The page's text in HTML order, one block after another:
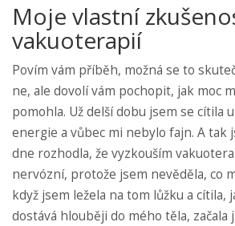
Moje vlastní
vakuoterapií
Povím vám příběh, možná se to
ne, ale dovolí vám pochopit, jak moc
pomohla. Už delší dobu jsem se cítila
energie a vůbec mi nebylo fajn. A tak
dne rozhodla, že vyzkouším
nervózní, protože jsem nevěděla, co
když jsem ležela na tom lůžku a cítila,
dostává hlouběji do mého těla, začala